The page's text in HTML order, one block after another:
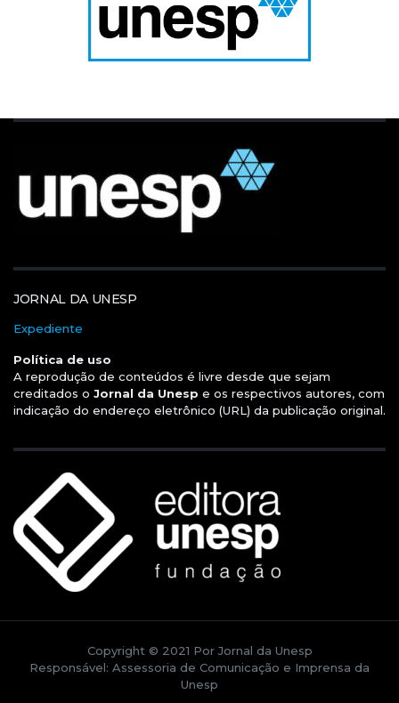
JORNAL DA UNESP
Expediente
Política de uso
A reprodução de conteúdos é livre desde que sejam
creditados o Jornal da Unesp e os respectivos autores, com
indicação do endereço eletrônico (URL) da publicação original.
Copyright © 2021 Por Jornal da Unesp
Responsável: Assessoria de Comunicação e Imprensa da
Unesp